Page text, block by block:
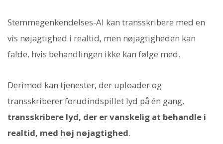
Stemmegenkendelses-AI kan transskribere med en
vis nøjagtighed i realtid, men nøjagtigheden kan
falde, hvis behandlingen ikke kan følge med.
Derimod kan tjenester, der uploader og
transskriberer forudindspillet lyd på én gang,
transskribere lyd, der er vanskelig at behandle i
realtid, med høj nøjagtighed.